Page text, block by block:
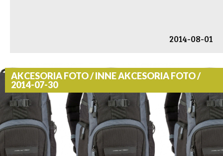
2014-08-01
AKCESORIA FOTO / INNE AKCESORIA FOTO /
2014-07-30